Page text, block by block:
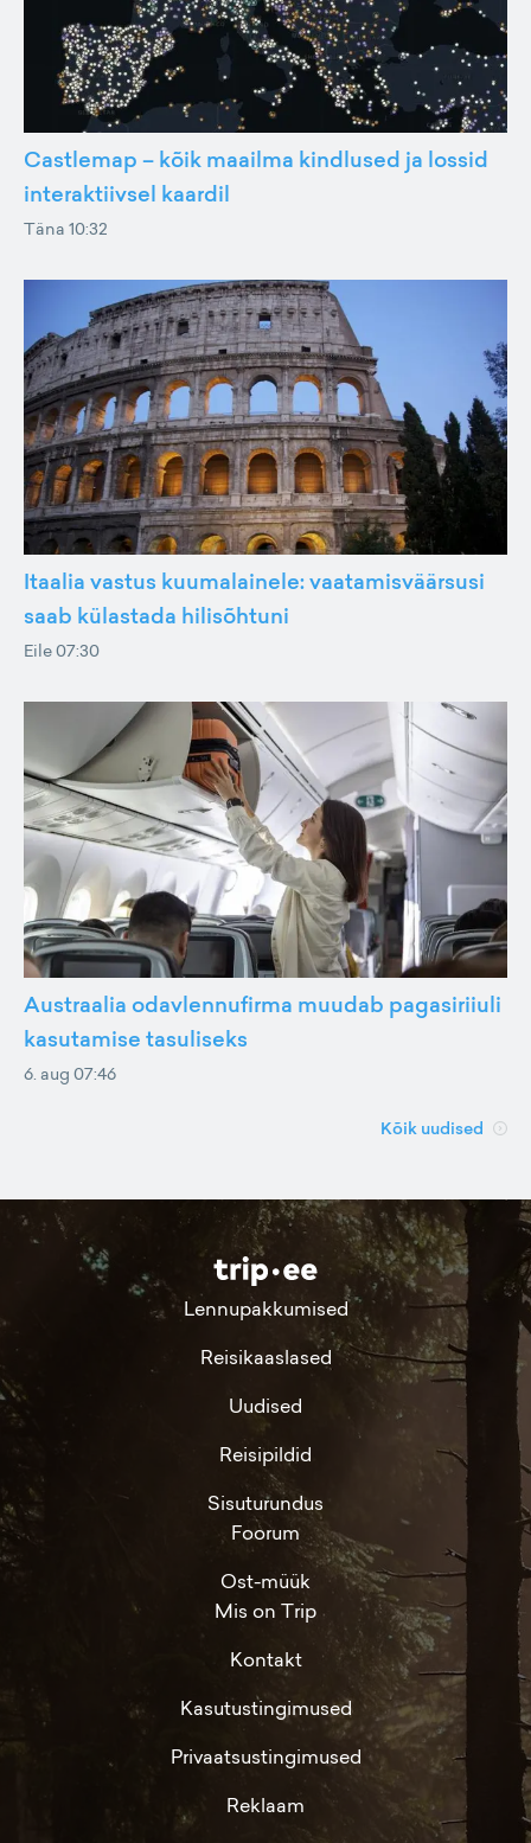
Castlemap – kõik maailma kindlused ja lossid
interaktiivsel kaardil
Täna 10:32
Itaalia vastus kuumalainele: vaatamisväärsusi
saab külastada hilisõhtuni
Eile 07:30
Austraalia odavlennufirma muudab pagasiriiuli
kasutamise tasuliseks
6. aug 07:46
Kõik uudised
Lennupakkumised
Reisikaaslased
Uudised
Reisipildid
Sisuturundus
Foorum
Ost-müük
Mis on Trip
Kontakt
Kasutustingimused
Privaatsustingimused
Reklaam